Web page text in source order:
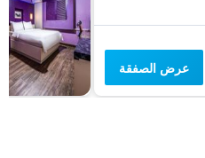
عرض الصفقة